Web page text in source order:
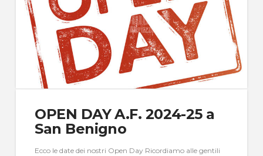
OPEN DAY A.F. 2024-25 a
San Benigno
Ecco le date dei nostri Open Day Ricordiamo alle gentili